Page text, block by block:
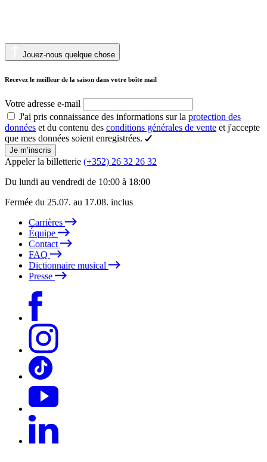
Jouez-nous quelque chose
Recevez le meilleur de la saison dans votre boîte mail
Votre adresse e-mail
J'ai pris connaissance des informations sur la protection des
données et du contenu des conditions générales de vente et j'accepte
que mes données soient enregistrées.
Je m’inscris
Appeler la billetterie (+352) 26 32 26 32
Du lundi au vendredi de 10:00 à 18:00
Fermée du 25.07. au 17.08. inclus
Carrières
Équipe
Contact
FAQ
Dictionnaire musical
Presse